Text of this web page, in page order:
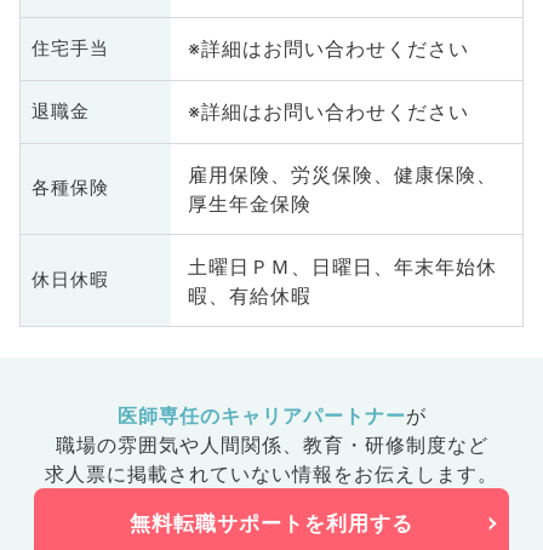
住宅手当 ※詳細はお問い合わせください
退職金 ※詳細はお問い合わせください
各種保険
雇用保険、労災保険、健康保険、
厚生年金保険
休日休暇
土曜日ＰＭ、日曜日、年末年始休
暇、有給休暇
医師専任のキャリアパートナーが
職場の雰囲気や人間関係、 教育・研修制度など
求人票に掲載されていない情報をお伝えします。
無料転職サポートを利用する